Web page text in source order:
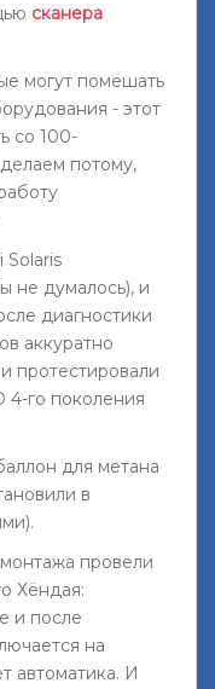
сканера
могут помешать
- этот
со 100-
потому,
Solaris
не думалось), и
диагностики
аккуратно
протестировали
4-го поколения
для метана
в
провели
Хёндая:
и после
на
автоматика. И